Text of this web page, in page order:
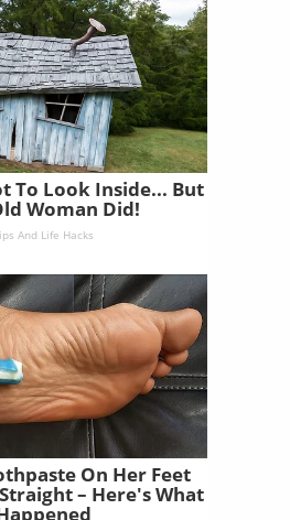
To Look Inside... But
Woman Did!
And Life Hacks
On Her Feet
– Here's What